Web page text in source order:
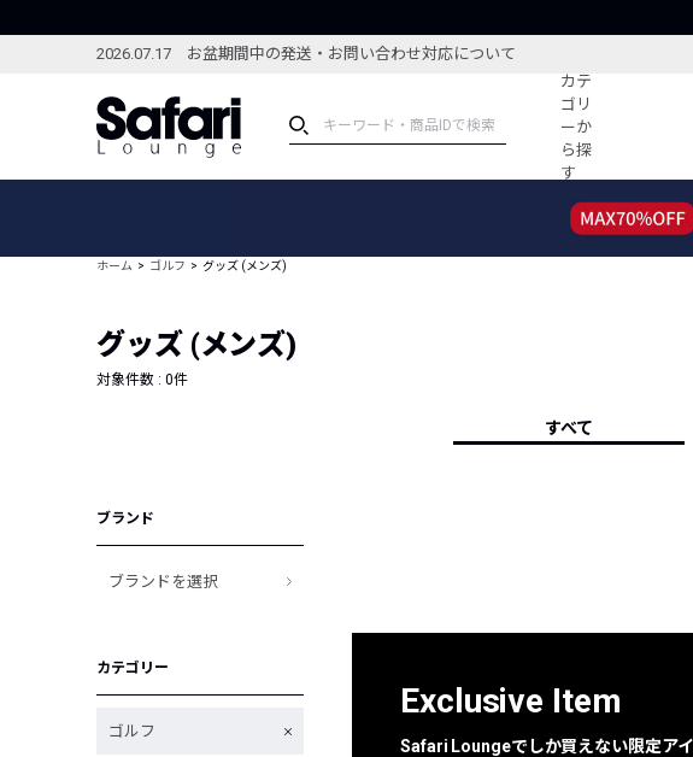
2026.07.17 お盆期間中の発送・お問い合わせ対応について
カテ
ゴリ
ーか
ら探
す
ブランドから探す
新着アイテム
編集部のおすすめアイテム
ホーム ゴルフ グッズ (メンズ)
グッズ (メンズ)
対象件数 : 0件
すべて
ブランド
ブランドを選択
カテゴリー
ゴルフ
Exclusive Item
Safari Loungeでしか買えない限定ア